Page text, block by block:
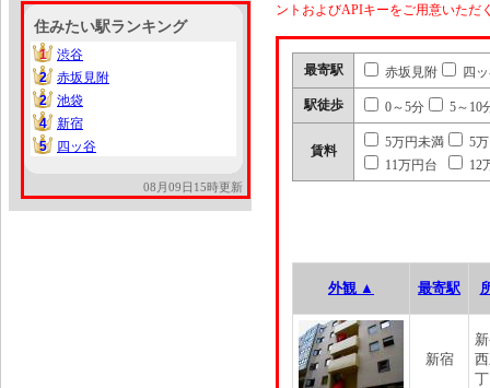
住みたい駅ランキング
1
1
渋谷
2
2
赤坂見附
2
2
池袋
4
4
新宿
5
5 四ッ谷
08月09日15時更新
ントおよびAPIキーをご用意いただ
最寄駅 赤坂見附 四
駅徒歩 0～5分 5～10
賃料
5万円未満
5
11万円台
12
外観 ▲ 最寄駅
新宿